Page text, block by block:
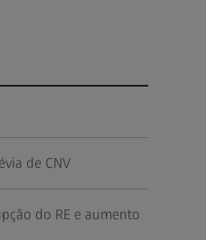
de CNV
do RE e aumento